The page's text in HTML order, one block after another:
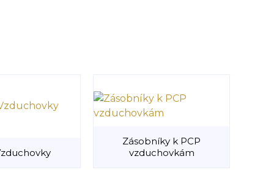
Zásobníky k PCP
vzduchovkám